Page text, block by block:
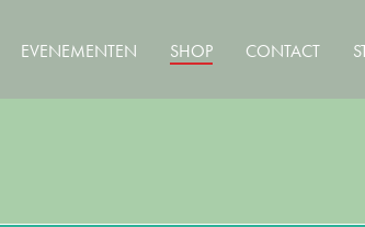
EVENEMENTEN SHOP CONTACT